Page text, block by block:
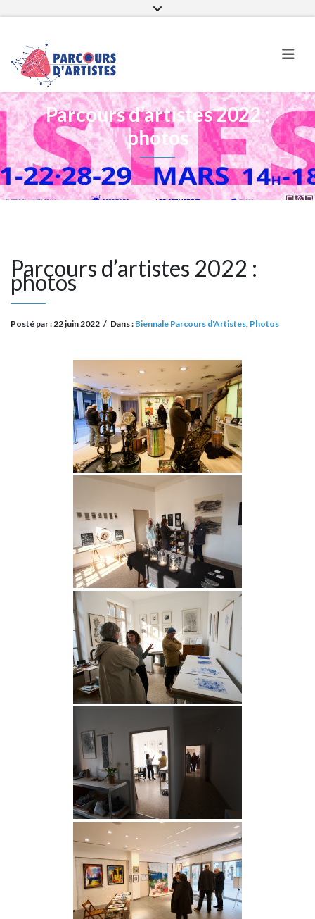
Page Facebook
Parcours d’artistes 2022 :
photos
Parcours d’artistes 2022 :
photos
Posté par :22 juin 2022 / Dans : Biennale Parcours d'Artistes, Photos